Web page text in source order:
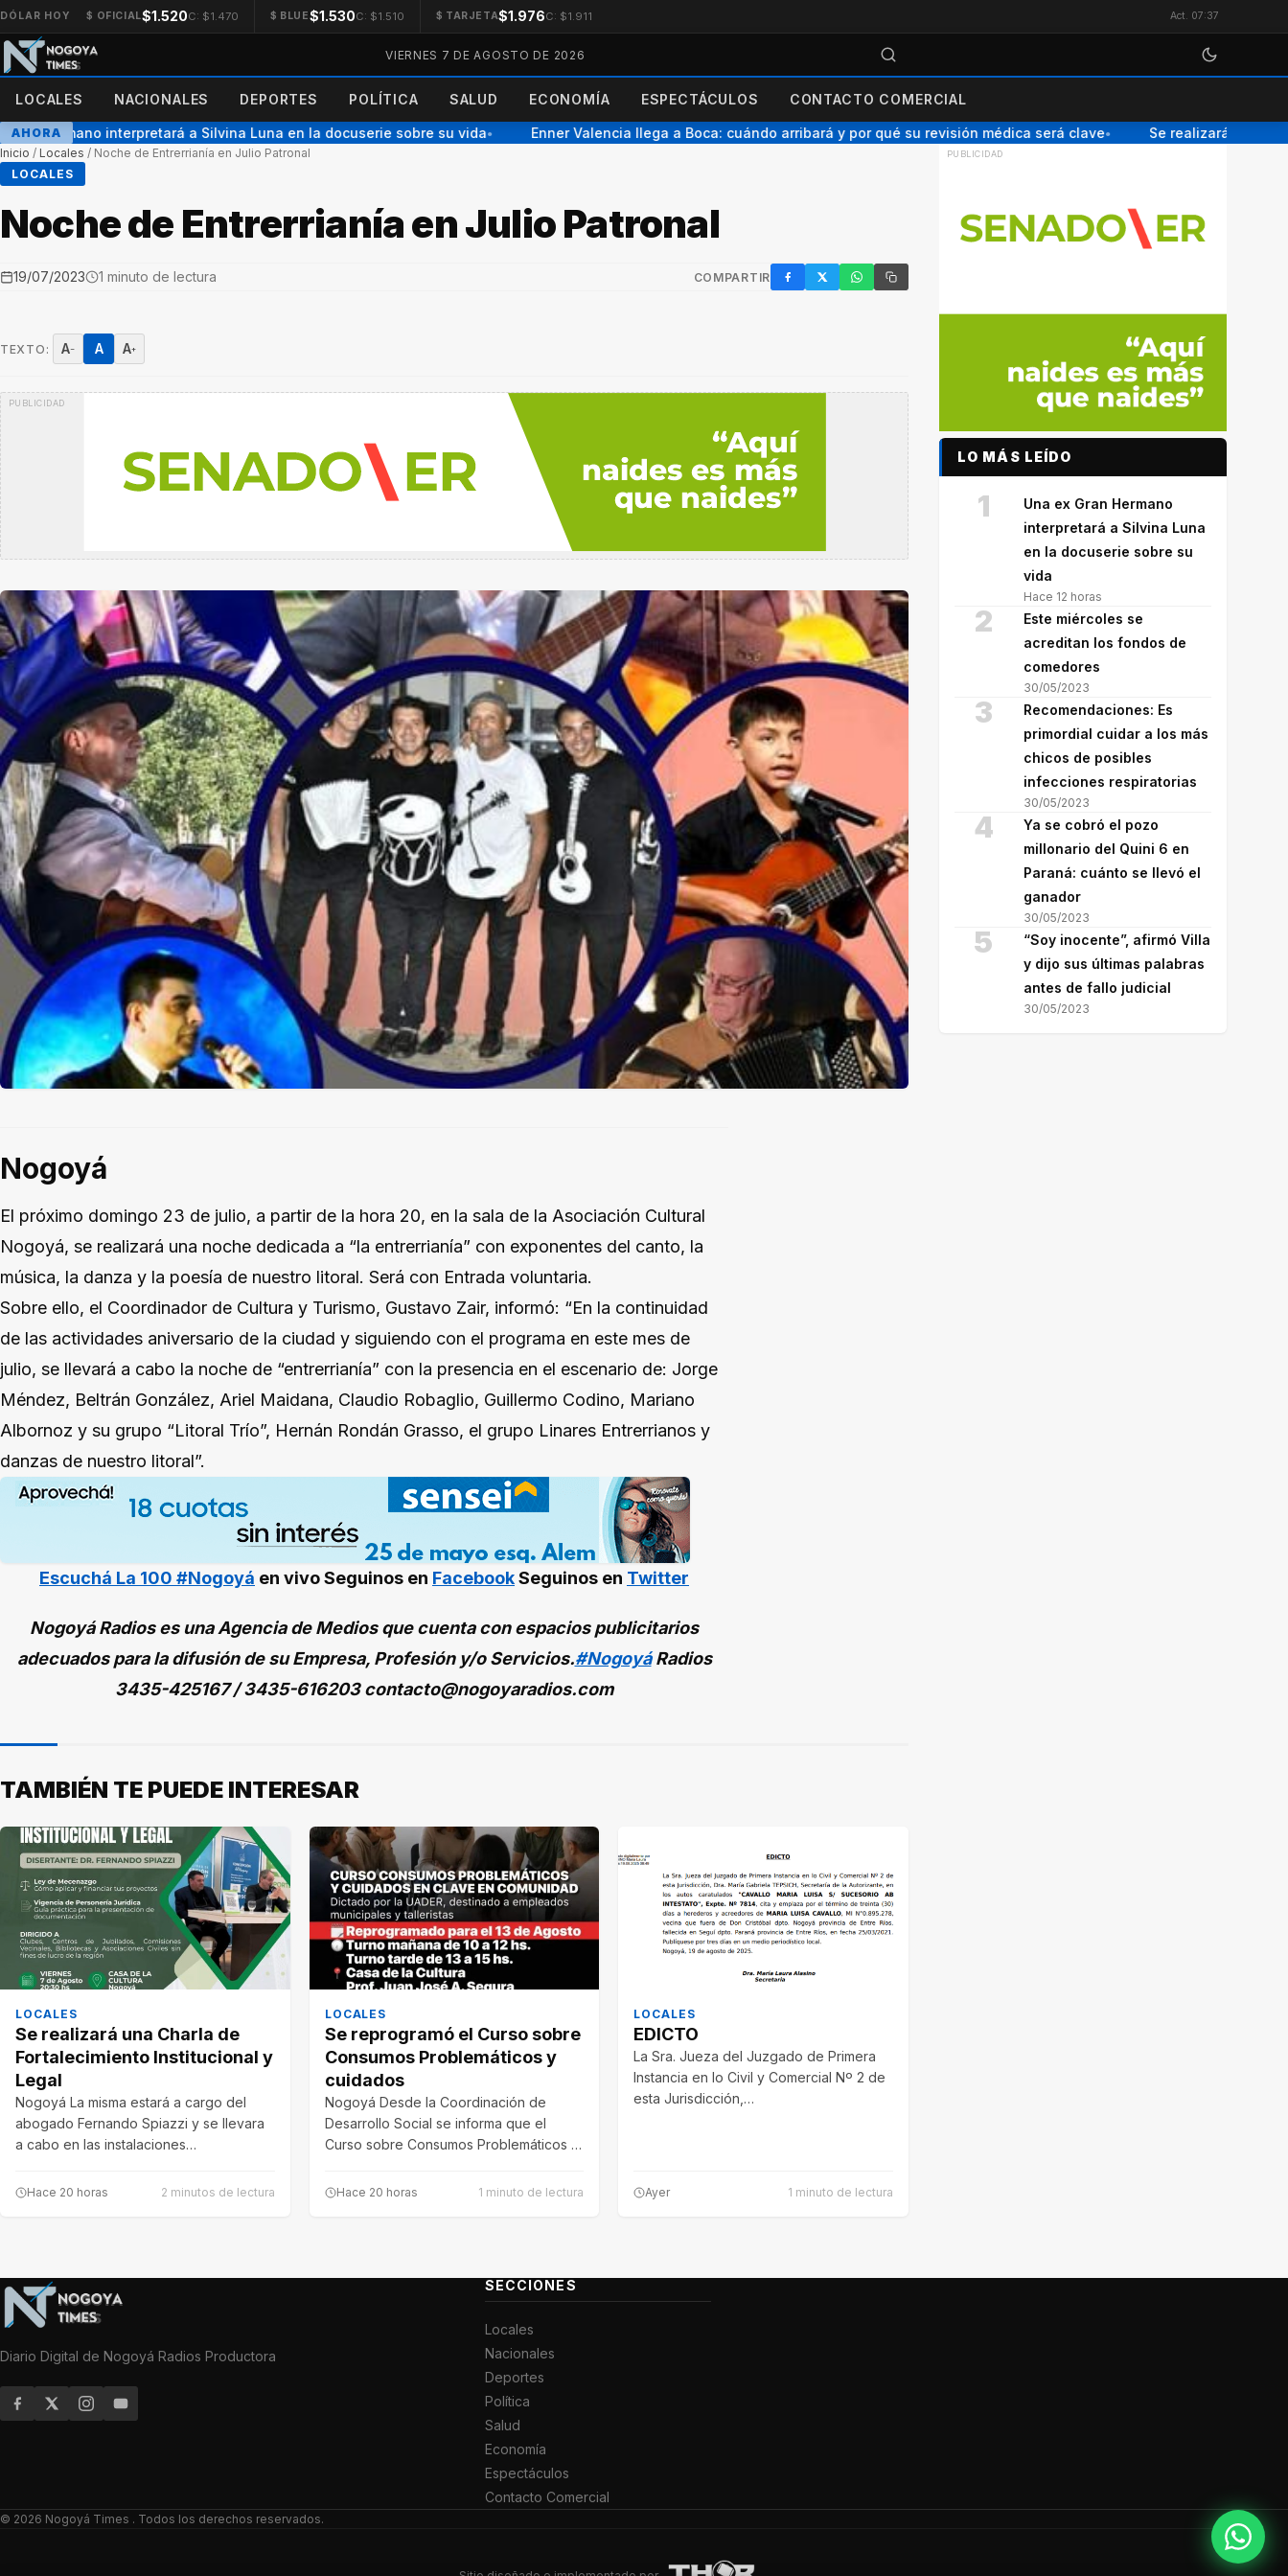
DÓLAR HOY $ OFICIAL$1.520C: $1.470 $ BLUE$1.530C: $1.510 $ TARJETA$1.976C: $1.911 Act. 07:37
VIERNES 7 DE AGOSTO DE 2026
LOCALES NACIONALES DEPORTES POLÍTICA SALUD ECONOMÍA ESPECTÁCULOS CONTACTO COMERCIAL
AHORA
Hermano interpretará a Silvina Luna en la docuserie sobre su vida● Enner Valencia llega a Boca: cuándo arribará y por qué su revisión médica será clave● Se realizará una
Inicio / Locales / Noche de Entrerrianía en Julio Patronal
LOCALES
Noche de Entrerrianía en Julio Patronal
19/07/2023 1 minuto de lectura COMPARTIR
FacebookX / TwitterWhatsAppCopiar enlace
TEXTO: A− A A+
Nogoyá
El próximo domingo 23 de julio, a partir de la hora 20, en la sala de la Asociación Cultural
Nogoyá, se realizará una noche dedicada a “la entrerrianía” con exponentes del canto, la
música, la danza y la poesía de nuestro litoral. Será con Entrada voluntaria.
Sobre ello, el Coordinador de Cultura y Turismo, Gustavo Zair, informó: “En la continuidad
de las actividades aniversario de la ciudad y siguiendo con el programa en este mes de
julio, se llevará a cabo la noche de “entrerrianía” con la presencia en el escenario de: Jorge
Méndez, Beltrán González, Ariel Maidana, Claudio Robaglio, Guillermo Codino, Mariano
Albornoz y su grupo “Litoral Trío”, Hernán Rondán Grasso, el grupo Linares Entrerrianos y
danzas de nuestro litoral”.
Escuchá La 100 #Nogoyá en vivoSeguinos en FacebookSeguinos en Twitter
Nogoyá Radios es una Agencia de Medios que cuenta con espacios publicitarios
adecuados para la difusión de su Empresa, Profesión y/o Servicios.#NogoyáRadios
3435-425167 / 3435-616203 contacto@nogoyaradios.com
TAMBIÉN TE PUEDE INTERESAR
LOCALES
Se realizará una Charla de
Fortalecimiento Institucional y
Legal
Nogoyá La misma estará a cargo del
abogado Fernando Spiazzi y se llevara
a cabo en las instalaciones…
Hace 20 horas 2 minutos de lectura
LOCALES
Se reprogramó el Curso sobre
Consumos Problemáticos y
cuidados
Nogoyá Desde la Coordinación de
Desarrollo Social se informa que el
Curso sobre Consumos Problemáticos y
Hace 20 horas 1 minuto de lectura
LOCALES
EDICTO
La Sra. Jueza del Juzgado de Primera
Instancia en lo Civil y Comercial Nº 2 de
esta Jurisdicción,…
Ayer 1 minuto de lectura
LO MÁS LEÍDO
1
Una ex Gran Hermano
interpretará a Silvina Luna
en la docuserie sobre su
vida
Hace 12 horas
2
Este miércoles se
acreditan los fondos de
comedores
30/05/2023
3
Recomendaciones: Es
primordial cuidar a los más
chicos de posibles
infecciones respiratorias
30/05/2023
4
Ya se cobró el pozo
millonario del Quini 6 en
Paraná: cuánto se llevó el
ganador
30/05/2023
5
“Soy inocente”, afirmó Villa
y dijo sus últimas palabras
antes de fallo judicial
30/05/2023
Diario Digital de Nogoyá Radios Productora
SECCIONES
Locales
Nacionales
Deportes
Política
Salud
Economía
Espectáculos
Contacto Comercial
© 2026 Nogoyá Times . Todos los derechos reservados.